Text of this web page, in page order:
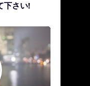
下さい!